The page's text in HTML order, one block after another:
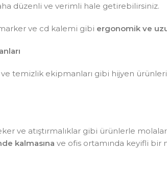
düzenli ve verimli hale getirebilirsiniz.
ve cd kalemi gibi ergonomik ve
ve temizlik ekipmanları gibi hijyen
ve atıştırmalıklar gibi ürünlerle
kalmasına ve ofis ortamında keyifli bir